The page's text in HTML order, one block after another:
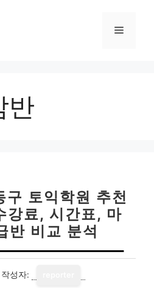
메
반
구 토익학원 추천
강료, 시간표, 마
반 비교 분석
작성자: